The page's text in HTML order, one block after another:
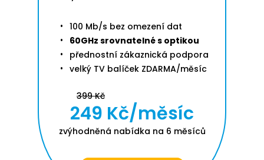
100 Mb/s bez omezení dat
60GHz srovnatelné s optikou
přednostní zákaznická podpora
velký TV balíček ZDARMA/měsíc
399 Kč
249 Kč/měsíc
zvýhodněná nabídka na 6 měsíců